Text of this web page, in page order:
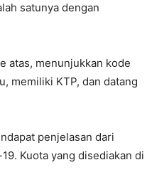
satunya dengan
atas, menunjukkan kode
memiliki KTP, dan datang
penjelasan dari
Kuota yang disediakan di